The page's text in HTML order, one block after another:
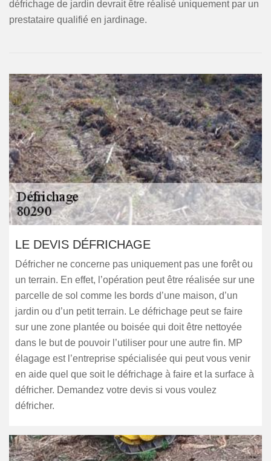
défrichage de jardin devrait être réalisé uniquement par un
prestataire qualifié en jardinage.
LE DEVIS DÉFRICHAGE
Défricher ne concerne pas uniquement pas une forêt ou
un terrain. En effet, l’opération peut être réalisée sur une
parcelle de sol comme les bords d’une maison, d’un
jardin ou d’un petit terrain. Le défrichage peut se faire
sur une zone plantée ou boisée qui doit être nettoyée
dans le but de pouvoir l’utiliser pour une autre fin. MP
élagage est l’entreprise spécialisée qui peut vous venir
en aide quel que soit le défrichage à faire et la surface à
défricher. Demandez votre devis si vous voulez
défricher.